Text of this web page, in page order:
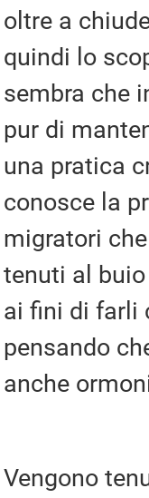
oltre a
quindi lo
sembra che
pur di
una pratica
conosce la
migratori
tenuti al
ai fini di farli
pensando
anche
Vengono